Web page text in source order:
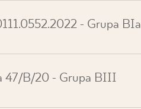
- Grupa BIa
47/B/20 - Grupa BIII